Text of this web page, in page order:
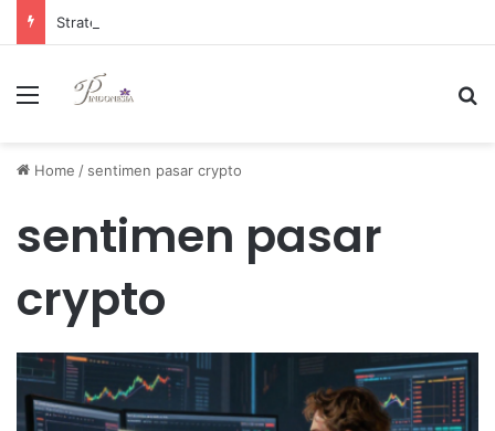
Menu
Home / sentimen pasar crypto
sentimen pasar
crypto